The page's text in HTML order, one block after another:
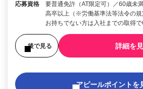
応募資格
要普通免許（AT限定可）／60歳未
高卒以上（※労働基準法等法令の
お持ちでない方は入社までの取得で
後で見る 詳細を
アピールポイントを